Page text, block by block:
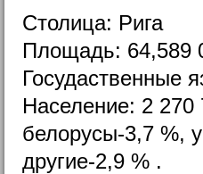
Столица: Рига
Площадь: 64,589
Госудаственные
Население: 2
белорусы-3,7 %,
другие-2,9 % .